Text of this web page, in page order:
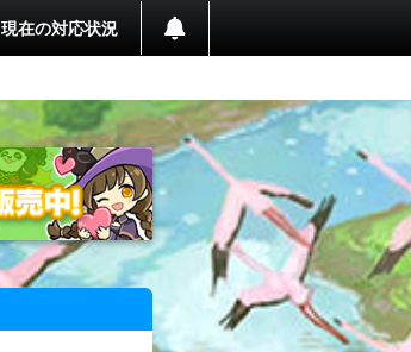
現在の対応状況